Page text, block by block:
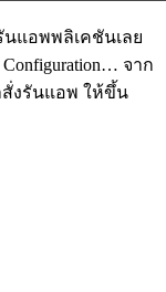
นแอพพลิเคชันเลย
จาก
สั่งรันแอพ ให้ขึ้น